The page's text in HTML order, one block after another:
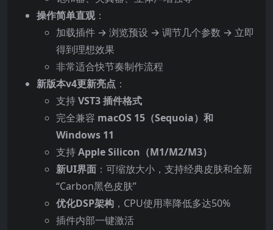
操作简单直观：
加载插件 → 浏览预设 → 调节几个参数 → 立即
得到理想效果
非常适合快节奏制作流程
新版本v4更新亮点 ：
支持VST3 插件格式
完全兼容 macOS 15（Sequoia）和
Windows 11
支持Apple Silicon（M1/M2/M3）
新UI界面 ：可缩放大小，支持经典皮肤和全新
“Carbon黑色皮肤”
优化DSP架构 ，CPU使用率降低多达50%
插件内部一键激活